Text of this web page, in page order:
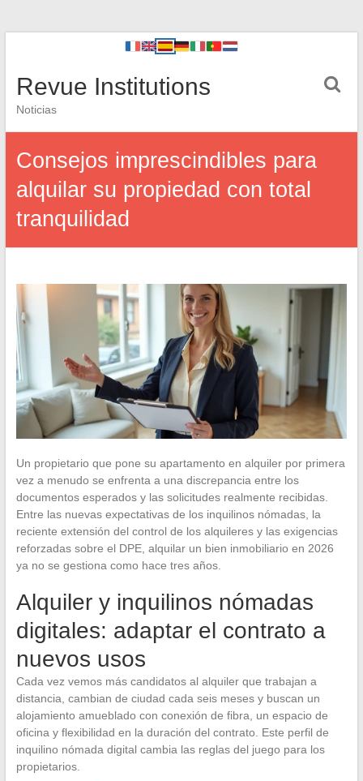
Revue Institutions
Noticias
Consejos imprescindibles para
alquilar su propiedad con total
tranquilidad
Un propietario que pone su apartamento en alquiler por primera
vez a menudo se enfrenta a una discrepancia entre los
documentos esperados y las solicitudes realmente recibidas.
Entre las nuevas expectativas de los inquilinos nómadas, la
reciente extensión del control de los alquileres y las exigencias
reforzadas sobre el DPE, alquilar un bien inmobiliario en 2026
ya no se gestiona como hace tres años.
Alquiler y inquilinos nómadas
digitales: adaptar el contrato a
nuevos usos
Cada vez vemos más candidatos al alquiler que trabajan a
distancia, cambian de ciudad cada seis meses y buscan un
alojamiento amueblado con conexión de fibra, un espacio de
oficina y flexibilidad en la duración del contrato. Este perfil de
inquilino nómada digital cambia las reglas del juego para los
propietarios.